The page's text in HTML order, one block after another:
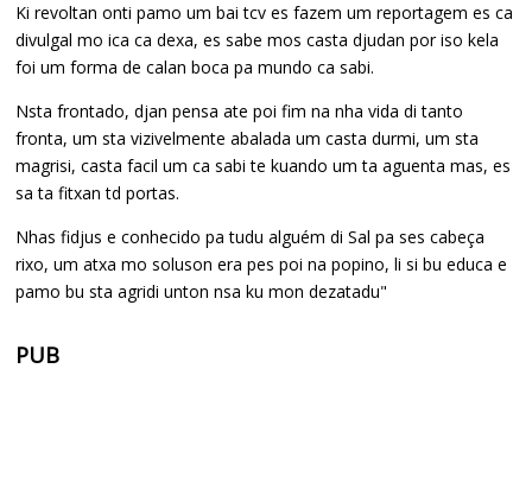
Ki revoltan onti pamo um bai tcv es fazem um reportagem es ca
divulgal mo ica ca dexa, es sabe mos casta djudan por iso kela
foi um forma de calan boca pa mundo ca sabi.
Nsta frontado, djan pensa ate poi fim na nha vida di tanto
fronta, um sta vizivelmente abalada um casta durmi, um sta
magrisi, casta facil um ca sabi te kuando um ta aguenta mas, es
sa ta fitxan td portas.
Nhas fidjus e conhecido pa tudu alguém di Sal pa ses cabeça
rixo, um atxa mo soluson era pes poi na popino, li si bu educa e
pamo bu sta agridi unton nsa ku mon dezatadu"
PUB